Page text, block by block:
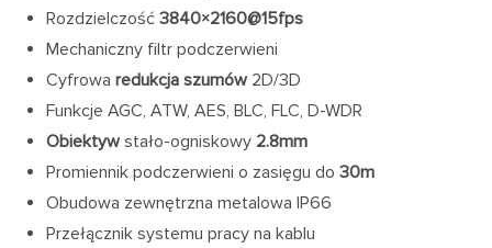
Rozdzielczość3840×2160@15fps
Mechaniczny filtr podczerwieni
Cyfrowaredukcja szumów2D/3D
Funkcje AGC, ATW, AES, BLC, FLC, D-WDR
Obiektywstało-ogniskowy 2.8mm
Promiennik podczerwieni o zasięgu do30m
Obudowa zewnętrzna metalowa IP66
Przełącznik systemu pracy na kablu